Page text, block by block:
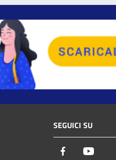
SEGUICI SU
Facebook